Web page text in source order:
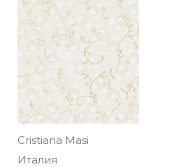
Cristiana Masi
Италия